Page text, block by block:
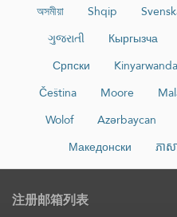
অসমীয়া
Shqip
ગુજરાતી
Кыргызча
Српски
Kinyarwanda
Čeština
Moore
Wolof
Azərbaycan
Македонски
ភាស
注册邮箱列表